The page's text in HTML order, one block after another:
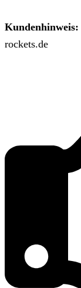
Kundenhinweis:
rockets.de